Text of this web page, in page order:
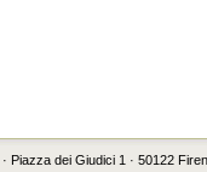
· Piazza dei Giudici 1 · 50122